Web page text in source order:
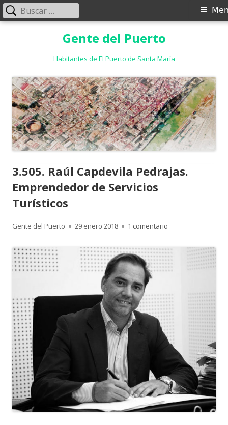
Gente del Puerto
Habitantes de El Puerto de Santa María
Menú
Buscar:
3.505. Raúl Capdevila Pedrajas.
Emprendedor de Servicios
Turísticos
Autor
Gente del Puerto
Publicado
29 enero 2018 1 comentario